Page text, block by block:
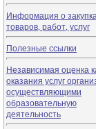
Информация о
товаров, работ, услуг
Полезные ссылки
Независимая оценка
оказания услуг
осуществляющими
образовательную
деятельность